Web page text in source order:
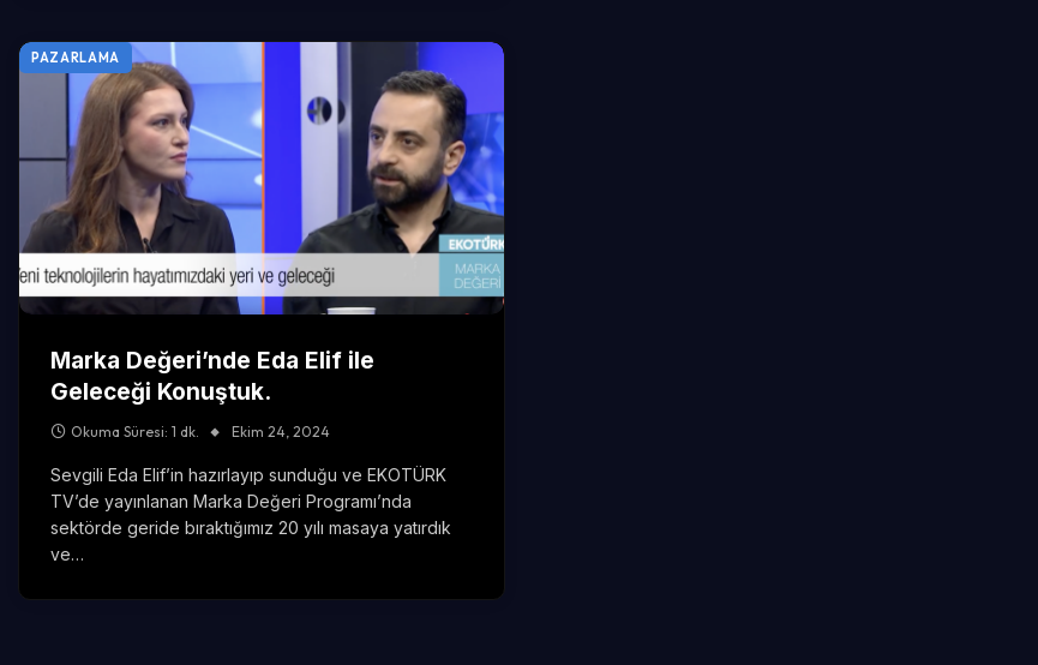
PAZARLAMA
Marka Değeri’nde Eda Elif ile
Geleceği Konuştuk.
Okuma Süresi: 1 dk. Ekim 24, 2024
Sevgili Eda Elif’in hazırlayıp sunduğu ve EKOTÜRK
TV’de yayınlanan Marka Değeri Programı’nda
sektörde geride bıraktığımız 20 yılı masaya yatırdık
ve…